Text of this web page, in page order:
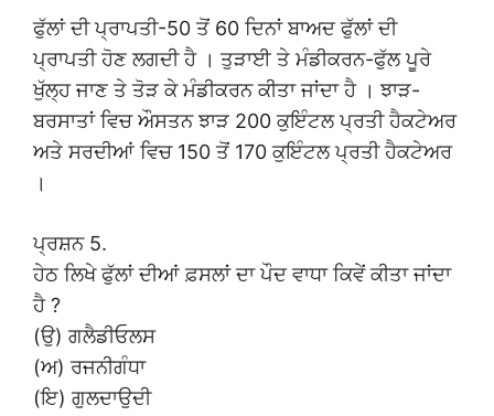
ਫੁੱਲਾਂ ਦੀ ਪ੍ਰਾਪਤੀ-50 ਤੋਂ 60 ਦਿਨਾਂ ਬਾਅਦ ਫੁੱਲਾਂ ਦੀ
ਪ੍ਰਾਪਤੀ ਹੋਣ ਲਗਦੀ ਹੈ । ਤੁੜਾਈ ਤੇ ਮੰਡੀਕਰਨ-ਫੁੱਲ ਪੂਰੇ
ਖੁੱਲ੍ਹ ਜਾਣ ਤੇ ਤੋੜ ਕੇ ਮੰਡੀਕਰਨ ਕੀਤਾ ਜਾਂਦਾ ਹੈ । ਝਾੜ-
ਬਰਸਾਤਾਂ ਵਿਚ ਔਸਤਨ ਝਾੜ 200 ਕੁਇੰਟਲ ਪ੍ਰਤੀ ਹੈਕਟੇਅਰ
ਅਤੇ ਸਰਦੀਆਂ ਵਿਚ 150 ਤੋਂ 170 ਕੁਇੰਟਲ ਪ੍ਰਤੀ ਹੈਕਟੇਅਰ
।
ਪ੍ਰਸ਼ਨ 5.
ਹੇਠ ਲਿਖੇ ਫੁੱਲਾਂ ਦੀਆਂ ਫ਼ਸਲਾਂ ਦਾ ਪੌਦ ਵਾਧਾ ਕਿਵੇਂ ਕੀਤਾ ਜਾਂਦਾ
ਹੈ ?
(ਉ) ਗਲੈਡੀਓਲਸ
(ਅ) ਰਜਨੀਗੰਧਾ
(ਇ) ਗੁਲਦਾਉਦੀ